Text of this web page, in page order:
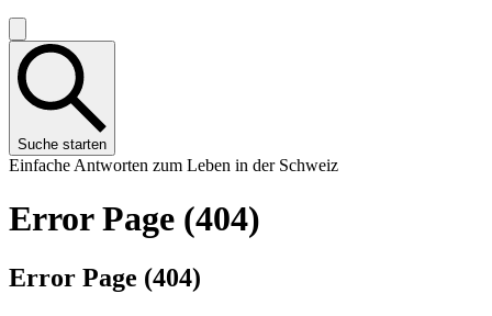
Suche starten
Einfache Antworten zum Leben in der Schweiz
Error Page (404)
Error Page (404)